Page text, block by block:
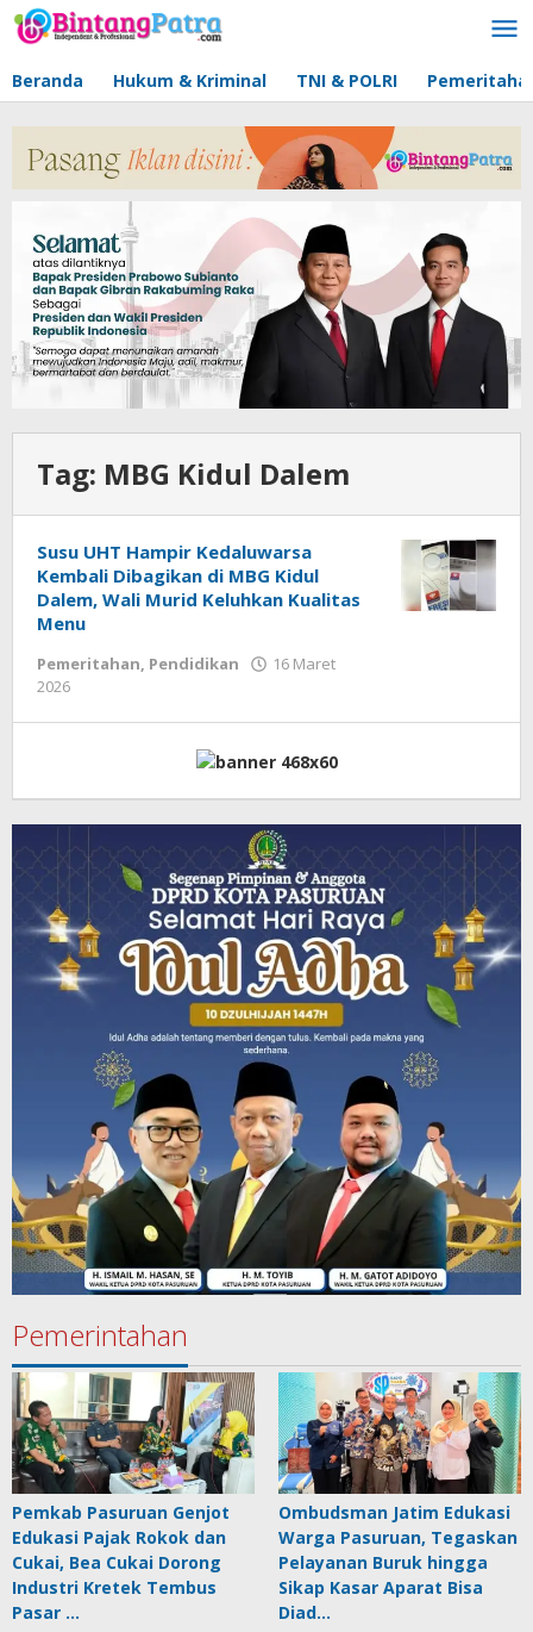
Lewati
ke
Beranda Hukum & Kriminal TNI & POLRI
Tag: MBG Kidul Dalem
Susu UHT Hampir Kedaluwarsa
Kembali Dibagikan di MBG Kidul
Dalem, Wali Murid Keluhkan Kualitas
Menu
Pemeritahan, Pendidikan
16 Maret
2026
Pemerintahan
Pemkab Pasuruan Genjot
Edukasi Pajak Rokok dan
Cukai, Bea Cukai Dorong
Industri Kretek Tembus
Pasar …
Ombudsman Jatim Edukasi
Warga Pasuruan, Tegaskan
Pelayanan Buruk hingga
Sikap Kasar Aparat Bisa
Diad…